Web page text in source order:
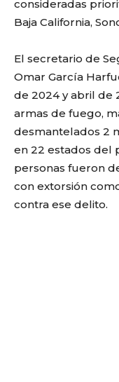
consideradas
Baja California,
El secretario de
Omar García
de 2024 y abril de
armas de fuego,
desmantelados 2
en 22 estados del
personas fueron
con extorsión
contra ese delito.